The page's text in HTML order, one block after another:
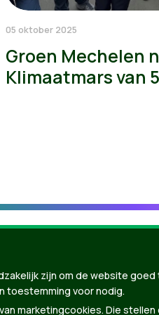
05 oktober 2025
Groen Mechelen
Klimaatmars van
zijn om de website
toestemming voor nodig.
marketingcookies. Die